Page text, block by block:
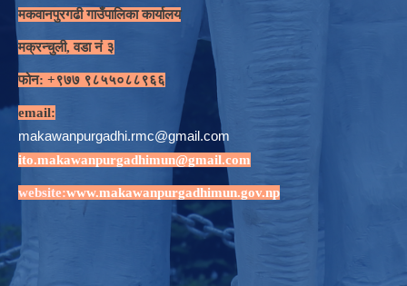
मकवानपुरगढी गाउँपालिका कार्यालय
मक्रन्चुली, वडा नं ३
फोन: +९७७ ९८५५०८८९६६
email:
makawanpurgadhi.rmc@gmail.com
ito.makawanpurgadhimun@gmail.com
website:www.makawanpurgadhimun.gov.np